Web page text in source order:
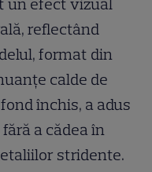
un efect vizual
reflectând
format din
calde de
închis, a adus
a cădea în
stridente.